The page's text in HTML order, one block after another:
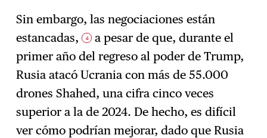
Sin embargo, las negociaciones están
estancadas, 4
a pesar de que, durante el
primer año del regreso al poder de Trump,
Rusia atacó Ucrania con más de 55.000
drones Shahed, una cifra cinco veces
superior a la de 2024. De hecho, es difícil
ver cómo podrían mejorar, dado que Rusia